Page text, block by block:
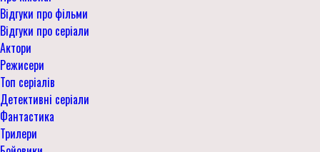
Відгуки про фільми
Відгуки про серіали
Актори
Режисери
Топ серіалів
Детективні серіали
Фантастика
Трилери